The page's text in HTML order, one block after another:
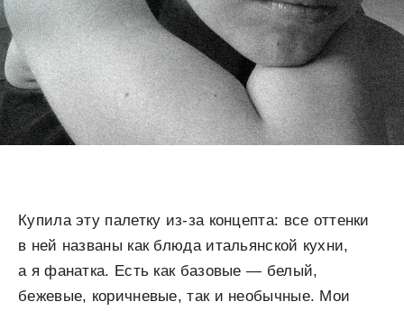
Купила эту палетку из-за концепта: все оттенки
в ней названы как блюда итальянской кухни,
а я фанатка. Есть как базовые — белый,
бежевые, коричневые, так и необычные. Мои